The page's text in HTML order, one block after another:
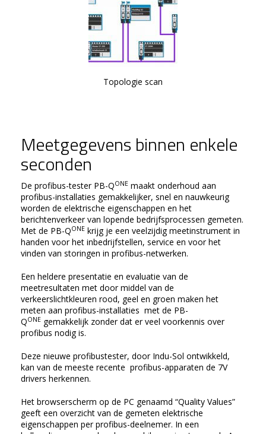
Topologie scan
Meetgegevens binnen enkele
seconden
De profibus-tester PB-QONE maakt onderhoud aan
profibus-installaties gemakkelijker, snel en nauwkeurig
worden de elektrische eigenschappen en het
berichtenverkeer van lopende bedrijfsprocessen gemeten.
Met de PB-QONE krijg je een veelzijdig meetinstrument in
handen voor het inbedrijfstellen, service en voor het
vinden van storingen in profibus-netwerken.
Een heldere presentatie en evaluatie van de
meetresultaten met door middel van de
verkeerslichtkleuren rood, geel en groen maken het
meten aan profibus-installaties met de PB-
QONE gemakkelijk zonder dat er veel voorkennis over
profibus nodig is.
Deze nieuwe profibustester, door Indu-Sol ontwikkeld,
kan van de meeste recente profibus-apparaten de 7V
drivers herkennen.
Het browserscherm op de PC genaamd “Quality Values”
geeft een overzicht van de gemeten elektrische
eigenschappen per profibus-deelnemer. In een